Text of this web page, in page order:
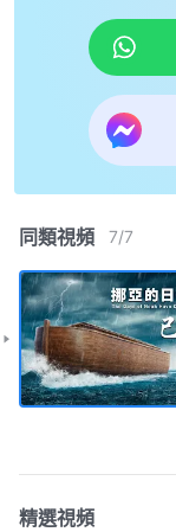
同類視頻 7/7
精選視頻